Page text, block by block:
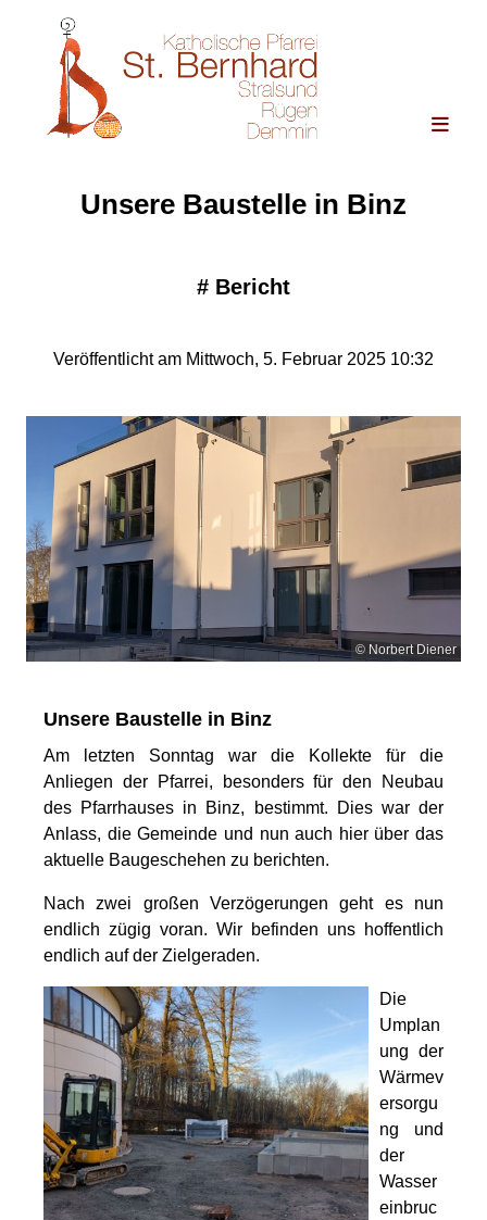
Unsere Baustelle in Binz
# Bericht
Veröffentlicht am Mittwoch, 5. Februar 2025 10:32
© Norbert Diener
Unsere Baustelle in Binz
Am letzten Sonntag war die Kollekte für die
Anliegen der Pfarrei, besonders für den Neubau
des Pfarrhauses in Binz, bestimmt. Dies war der
Anlass, die Gemeinde und nun auch hier über das
aktuelle Baugeschehen zu berichten.
Nach zwei großen Verzögerungen geht es nun
endlich zügig voran. Wir befinden uns hoffentlich
endlich auf der Zielgeraden.
Die
Umplan
ung der
Wärmev
ersorgu
ng und
der
Wasser
einbruc